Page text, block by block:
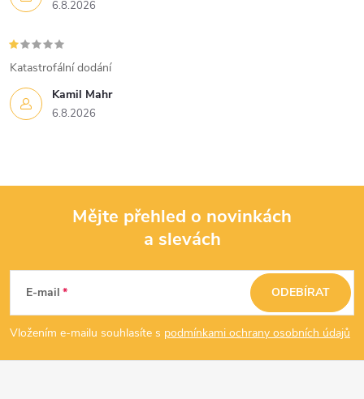
6.8.2026
Kamil Mahr
6.8.2026
Katastrofální dodání
p
a
Mějte přehled o novinkách
a slevách
E-mail
Vložením e-mailu souhlasíte s podmínkami ochrany osobních údajů
ODEBÍRAT